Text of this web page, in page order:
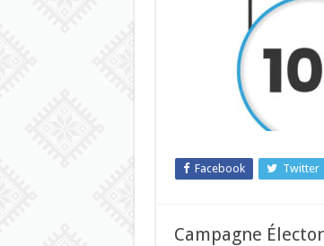
Facebook Twitter
Campagne